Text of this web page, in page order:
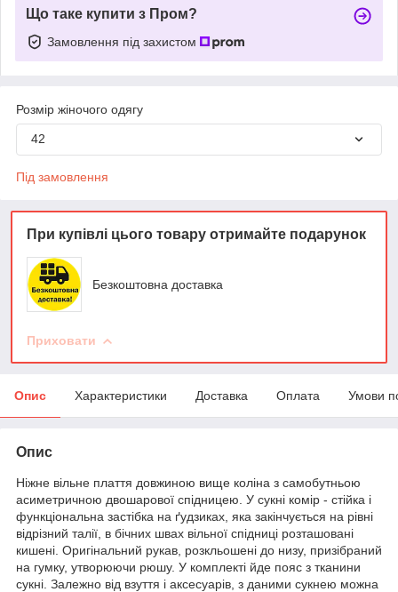
Що таке купити з Пром?
Замовлення під захистом
Розмір жіночого одягу
42
Під замовлення
При купівлі цього товару отримайте подарунок
Безкоштовна доставка
Приховати
Опис Характеристики Доставка Оплата Умови
Опис
Ніжне вільне плаття довжиною вище коліна з самобутньою
асиметричною двошарової спідницею. У сукні комір - стійка і
функціональна застібка на ґудзиках, яка закінчується на рівні
відрізний талії, в бічних швах вільної спідниці розташовані
кишені. Оригінальний рукав, розкльошені до низу, призібраний
на гумку, утворюючи рюшу. У комплекті йде пояс з тканини
сукні. Залежно від взуття і аксесуарів, з даними сукнею можна